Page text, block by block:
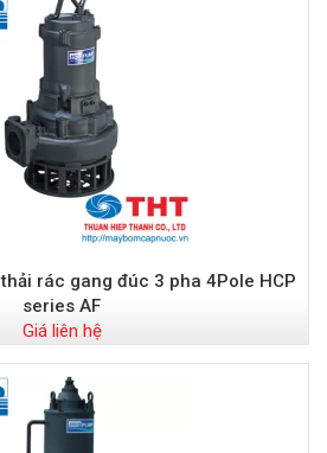
rác gang đúc 3 pha 4Pole HCP
series AF
Giá liên hệ